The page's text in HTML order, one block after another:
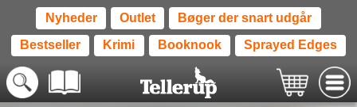
Nyheder Outlet Bøger der snart udgår
Bestseller Krimi Booknook Sprayed Edges